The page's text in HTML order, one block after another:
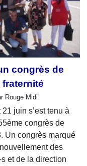
congrès de
fraternité
Rouge Midi
21 juin s’est tenu à
congrès de
Un congrès marqué
des
et de la direction